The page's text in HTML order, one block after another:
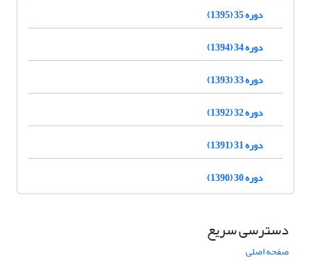
دوره 35 (1395)
دوره 34 (1394)
دوره 33 (1393)
دوره 32 (1392)
دوره 31 (1391)
دوره 30 (1390)
دسترسی سریع
صفحه اصلی